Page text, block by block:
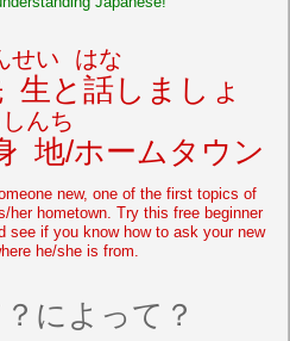
生
せい
と 話
はな
しましょ
地
んち
/ホームタウン
new, one of the first topics of
her hometown. Try this free beginner
see if you know how to ask your new
he/she is from.
によって？